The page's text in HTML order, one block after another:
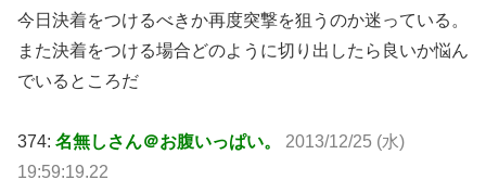
今日決着をつけるべきか再度突撃を狙うのか迷っている。
また決着をつける場合どのように切り出したら良いか悩ん
でいるところだ
374: 名無しさん＠お腹いっぱい。 2013/12/25 (水)
19:59:19.22